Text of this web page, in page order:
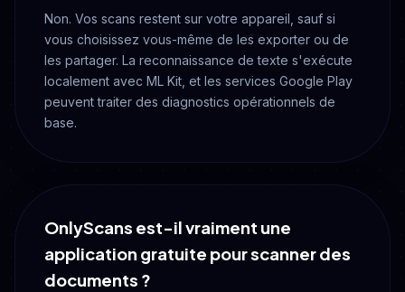
Non. Vos scans restent sur votre appareil, sauf si
vous choisissez vous-même de les exporter ou de
les partager. La reconnaissance de texte s'exécute
localement avec ML Kit, et les services Google Play
peuvent traiter des diagnostics opérationnels de
base.
OnlyScans est-il vraiment une
application gratuite pour scanner des
documents ?